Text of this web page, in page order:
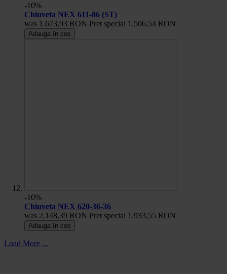
-10%
Chiuveta NEX 611-86 (ST)
was 1.673,93 RON Pret special 1.506,54 RON
Adauga în cos
-10%
Chiuveta NEX 620-36-36
was 2.148,39 RON Pret special 1.933,55 RON
Adauga în cos
Load More ...